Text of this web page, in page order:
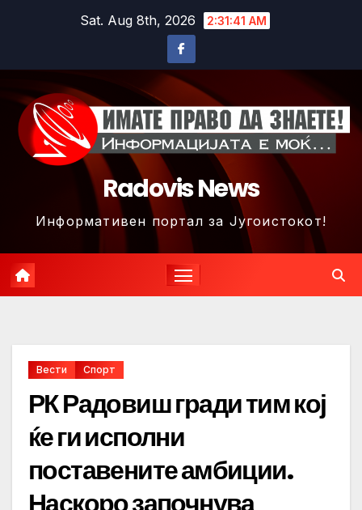
Sat. Aug 8th, 2026 2:31:43 AM
Radovis News
Информативен портал за Југоистокот!
Вести Спорт
РК Радовиш гради тим кој
ќе ги исполни
поставените амбиции.